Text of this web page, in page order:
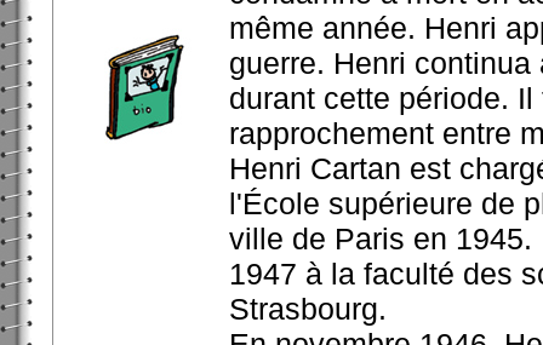
même année. Henri
guerre. Henri
durant cette période.
rapprochement entre
Henri Cartan est
l'École supérieure de
ville de Paris en
1947 à la faculté des
Strasbourg.